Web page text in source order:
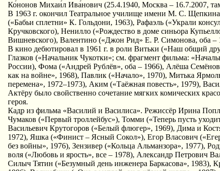
Ко́нонов Михаи́л Ива́нович (25.4.1940, Москва – 16.7.2007,
В 1963 г. окончил Театральное училище имени М. С.
(«Бабьи сплетни» К. Гольдони, 1963), Рафаэль («Украли
Кручковского), Ненилло («Рождество в доме синьора
Вишневского), Валентино («Джон Рид» Е. Р. Симонова, оба –
В кино дебютировал в 1961 г. в роли Витьки («Наш общий
Глазков («Начальник Чукотки»; см. фрагмент фильма:
России), Фома («Андрей Рублёв», оба – 1966), Алёша
как на войне», 1968), Павлик («Начало», 1970), Митька
перемена», 1972–1973), Аким («Таёжная повесть», 1979),
Актёру было свойственно сочетание мягких комических
героя.
Кадр из фильма «Василий и Василиса». Режиссёр Ирина
Чумаков («Первый троллейбус»), Томми («Теперь пусть
Васильевич Крутогоров («Белый флюгер», 1969), Дима и
1972), Яшка («Финист – Ясный Сокол»), Егор Власович
без войны», 1976), Зензивер («Кольца Альманзора», 1977),
воля («Любовь и ярость», все – 1978), Александр Петрович
Силыч Тятин («Безумный день инженера Баркасова», 1983),